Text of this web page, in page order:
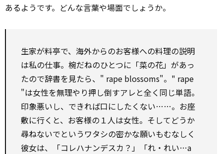
あるようです。どんな言葉や場面でしょうか。
生家が料亭で、海外からのお客様への料理の説明
は私の仕事。椀だねのひとつに「菜の花」があっ
たので辞書を見たら、" rape blossoms"。" rape
"は女性を無理やり押し倒すアレと全く同じ単語。
印象悪いし、できれば口にしたくない……。お座
敷に行くと、お客様の１人は女性。そしてどうか
尋ねないでというワタシの密かな願いもむなしく
彼女は、「コレハナンデスカ？」「れ・れい…a